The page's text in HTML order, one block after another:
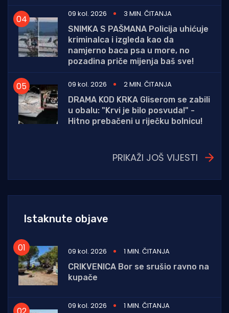
09 kol. 2026
3 MIN. ČITANJA
SNIMKA S PAŠMANA Policija uhićuje
kriminalca i izgleda kao da
namjerno baca psa u more, no
pozadina priče mijenja baš sve!
09 kol. 2026
2 MIN. ČITANJA
DRAMA KOD KRKA Gliserom se zabili
u obalu: "Krvi je bilo posvuda!" -
Hitno prebačeni u riječku bolnicu!
PRIKAŽI JOŠ VIJESTI
Istaknute objave
09 kol. 2026
1 MIN. ČITANJA
CRIKVENICA Bor se srušio ravno na
kupače
09 kol. 2026
1 MIN. ČITANJA